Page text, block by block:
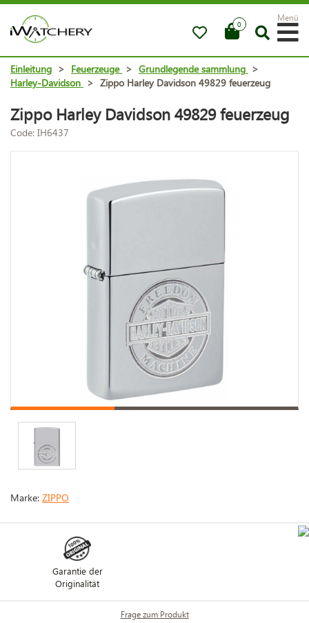
0
Menü
Einleitung > Feuerzeuge > Grundlegende sammlung >
Harley-Davidson > Zippo Harley Davidson 49829 feuerzeug
Zippo Harley Davidson 49829 feuerzeug
Code: IH6437
Marke: ZIPPO
Garantie der
Originalität
Frage zum Produkt